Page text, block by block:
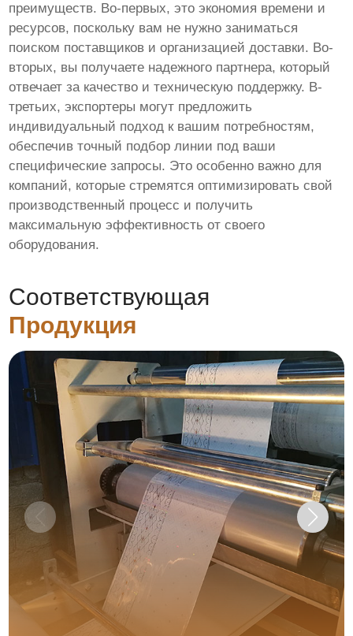
преимуществ. Во-первых, это экономия времени и
ресурсов, поскольку вам не нужно заниматься
поиском поставщиков и организацией доставки. Во-
вторых, вы получаете надежного партнера, который
отвечает за качество и техническую поддержку. В-
третьих, экспортеры могут предложить
индивидуальный подход к вашим потребностям,
обеспечив точный подбор линии под ваши
специфические запросы. Это особенно важно для
компаний, которые стремятся оптимизировать свой
производственный процесс и получить
максимальную эффективность от своего
оборудования.
Соответствующая
Продукция